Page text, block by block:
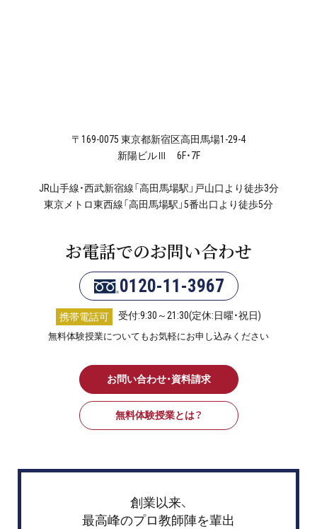
〒169-0075 東京都新宿区高田馬場1-29-4
新陽ビルⅢ 6F・7F
JR山手線・西武新宿線「高田馬場駅」戸山口より徒歩3分
東京メトロ東西線「高田馬場駅」5番出口より徒歩5分
お電話でのお問い合わせ
0120-11-3967
携帯電話可 受付:9:30～21:30(定休:日曜・祝日)
無料体験授業についてもお気軽にお申し込みください
お問い合わせ・資料請求
無料体験授業とは？
創業以来、
最高峰のプロ教師陣を輩出